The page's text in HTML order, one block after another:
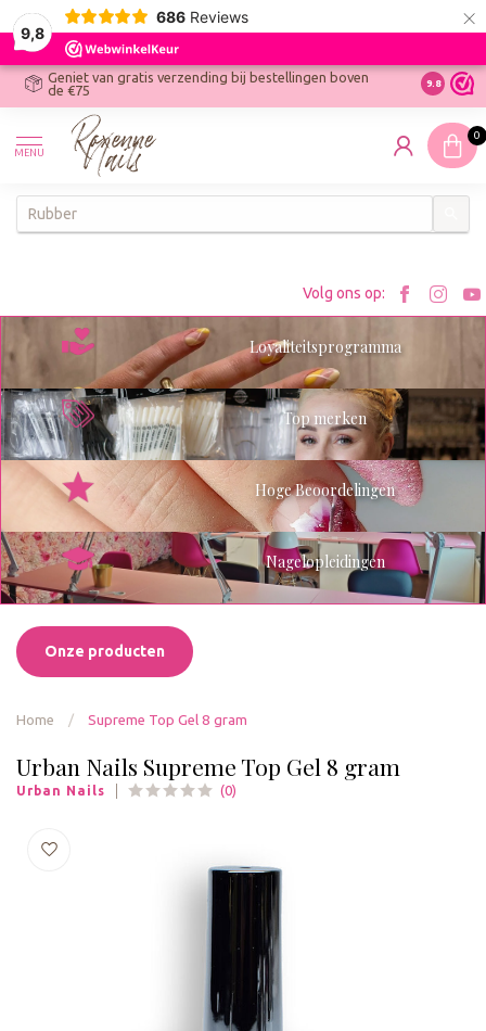
9,8
686 Reviews ×
Geniet van gratis verzending bij bestellingen boven
de €75
Ontdek
9.8
MENU
0
Volg ons op:
Bezoek
Loyaliteitsprogramma
Top merken
Hoge Beoordelingen
Nagelopleidingen
Onze producten
Home / Supreme Top Gel 8 gram
Urban Nails Supreme Top Gel 8 gram
Urban Nails (0)